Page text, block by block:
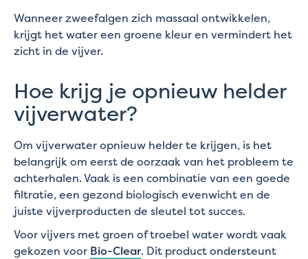
Wanneer zweefalgen zich massaal ontwikkelen,
krijgt het water een groene kleur en vermindert het
zicht in de vijver.
Hoe krijg je opnieuw helder
vijverwater?
Om vijverwater opnieuw helder te krijgen, is het
belangrijk om eerst de oorzaak van het probleem te
achterhalen. Vaak is een combinatie van een goede
filtratie, een gezond biologisch evenwicht en de
juiste vijverproducten de sleutel tot succes.
Voor vijvers met groen of troebel water wordt vaak
gekozen voor Bio-Clear. Dit product ondersteunt